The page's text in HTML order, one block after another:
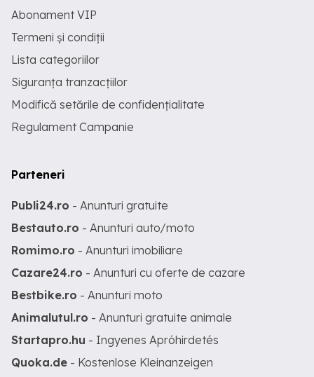
Abonament VIP
Termeni și condiții
Lista categoriilor
Siguranța tranzacțiilor
Modifică setările de confidențialitate
Regulament Campanie
Parteneri
Publi24.ro - Anunturi gratuite
Bestauto.ro - Anunturi auto/moto
Romimo.ro - Anunturi imobiliare
Cazare24.ro - Anunturi cu oferte de cazare
Bestbike.ro - Anunturi moto
Animalutul.ro - Anunturi gratuite animale
Startapro.hu - Ingyenes Apróhirdetés
Quoka.de - Kostenlose Kleinanzeigen